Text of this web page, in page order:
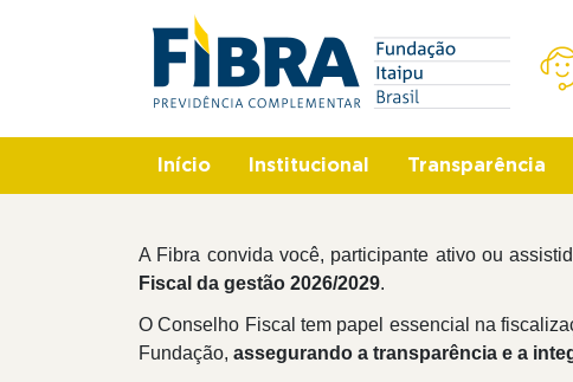
Search
Início Institucional Transparência
A Fibra convida você, participante ativo ou
Fiscal da gestão 2026/2029.
O Conselho Fiscal tem papel essencial na
Fundação, assegurando a transparência e a